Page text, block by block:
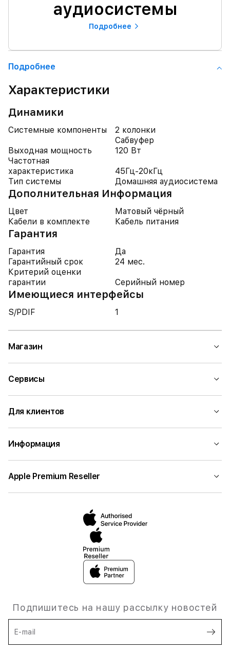
аудиосистемы
Подробнее
Подробнее
Характеристики
Динамики
Системные компоненты
2 колонки
Сабвуфер
Выходная мощность
120 Вт
Частотная
характеристика
45Гц-20кГц
Тип системы
Домашняя аудиосистема
Дополнительная Информация
Цвет
Матовый чёрный
Кабели в комплекте
Кабель питания
Гарантия
Гарантия
Да
Гарантийный срок
24 мес.
Критерий оценки
гарантии
Серийный номер
Имеющиеся интерфейсы
S/PDIF 1
Магазин
Сервисы
Для клиентов
Информация
Apple Premium Reseller
Подпишитесь на нашу рассылку новостей
E-mail